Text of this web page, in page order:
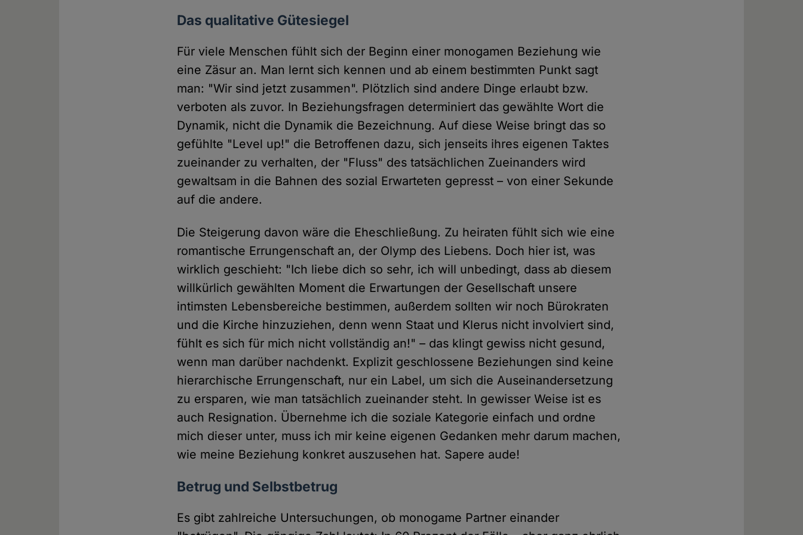
Das qualitative Gütesiegel
Für viele Menschen fühlt sich der Beginn einer monogamen Beziehung wie
eine Zäsur an. Man lernt sich kennen und ab einem bestimmten Punkt sagt
man: "Wir sind jetzt zusammen". Plötzlich sind andere Dinge erlaubt bzw.
verboten als zuvor. In Beziehungsfragen determiniert das gewählte Wort die
Dynamik, nicht die Dynamik die Bezeichnung. Auf diese Weise bringt das so
gefühlte "Level up!" die Betroffenen dazu, sich jenseits ihres eigenen Taktes
zueinander zu verhalten, der "Fluss" des tatsächlichen Zueinanders wird
gewaltsam in die Bahnen des sozial Erwarteten gepresst – von einer Sekunde
auf die andere.
Die Steigerung davon wäre die Eheschließung. Zu heiraten fühlt sich wie eine
romantische Errungenschaft an, der Olymp des Liebens. Doch hier ist, was
wirklich geschieht: "Ich liebe dich so sehr, ich will unbedingt, dass ab diesem
willkürlich gewählten Moment die Erwartungen der Gesellschaft unsere
intimsten Lebensbereiche bestimmen, außerdem sollten wir noch Bürokraten
und die Kirche hinzuziehen, denn wenn Staat und Klerus nicht involviert sind,
fühlt es sich für mich nicht vollständig an!" – das klingt gewiss nicht gesund,
wenn man darüber nachdenkt. Explizit geschlossene Beziehungen sind keine
hierarchische Errungenschaft, nur ein Label, um sich die Auseinandersetzung
zu ersparen, wie man tatsächlich zueinander steht. In gewisser Weise ist es
auch Resignation. Übernehme ich die soziale Kategorie einfach und ordne
mich dieser unter, muss ich mir keine eigenen Gedanken mehr darum machen,
wie meine Beziehung konkret auszusehen hat. Sapere aude!
Betrug und Selbstbetrug
Es gibt zahlreiche Untersuchungen, ob monogame Partner einander